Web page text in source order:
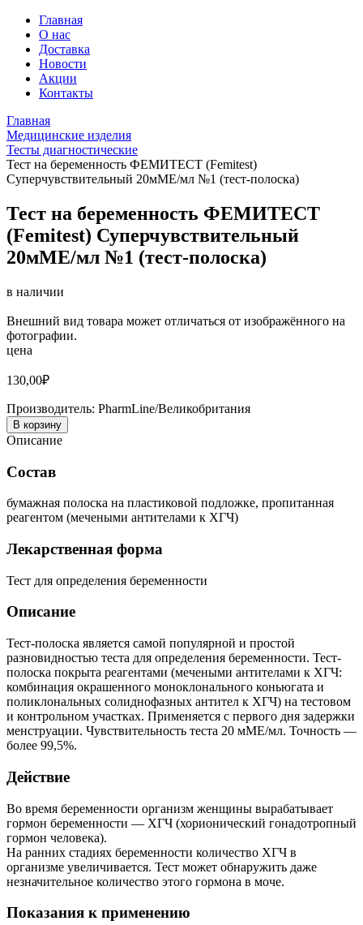
Главная
О нас
Доставка
Новости
Акции
Контакты
Главная
Медицинские изделия
Тесты диагностические
Тест на беременность ФЕМИТЕСТ (Femitest)
Суперчувствительный 20мМЕ/мл №1 (тест-полоска)
Тест на беременность ФЕМИТЕСТ
(Femitest) Суперчувствительный
20мМЕ/мл №1 (тест-полоска)
в наличии
Внешний вид товара может отличаться от изображённого на
фотографии.
цена
130,00₽
Производитель: PharmLine/Великобритания
В корзину
Описание
Состав
бумажная полоска на пластиковой подложке, пропитанная
реагентом (мечеными антителами к ХГЧ)
Лекарственная форма
Тест для определения беременности
Описание
Тест-полоска является самой популярной и простой
разновидностью теста для определения беременности. Тест-
полоска покрыта реагентами (мечеными антителами к ХГЧ:
комбинация окрашенного моноклонального коньюгата и
поликлональных солиднофазных антител к ХГЧ) на тестовом
и контрольном участках. Применяется с первого дня задержки
менструации. Чувствительность теста 20 мМЕ/мл. Точность —
более 99,5%.
Действие
Во время беременности организм женщины вырабатывает
гормон беременности — ХГЧ (хорионический гонадотропный
гормон человека).
На ранних стадиях беременности количество ХГЧ в
организме увеличивается. Тест может обнаружить даже
незначительное количество этого гормона в моче.
Показания к применению